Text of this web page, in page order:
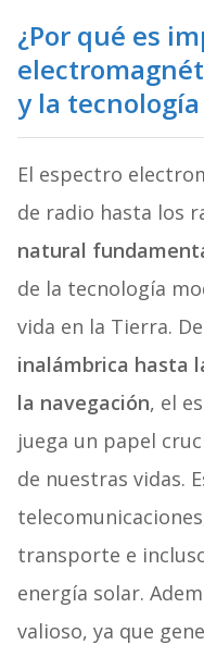
¿Por qué es
y la
El espectro
de radio hasta los
natural
de la tecnología
vida en la Tierra.
inalámbrica hasta
la navegación, el
juega un papel
de nuestras vidas.
transporte e
energía solar.
valioso, ya que